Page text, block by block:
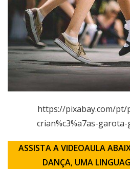
https://pixabay.com/
crian%c3%a7as-
ASSISTA A VIDEOAULA
DANÇA, UMA